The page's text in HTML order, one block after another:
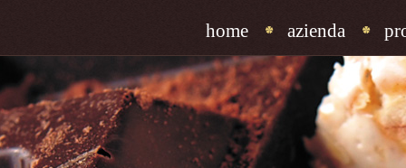
home azienda